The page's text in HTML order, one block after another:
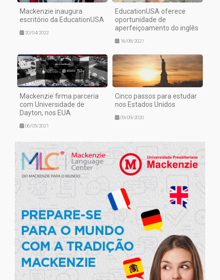
Mackenzie inaugura
escritório da EducationUSA
20/04/2022
EducationUSA oferece
oportunidade de
aperfeiçoamento do inglês
16/08/2021
Mackenzie firma parceria
com Universidade de
Dayton, nos EUA
06/05/2021
Cinco passos para estudar
nos Estados Unidos
09/09/2020